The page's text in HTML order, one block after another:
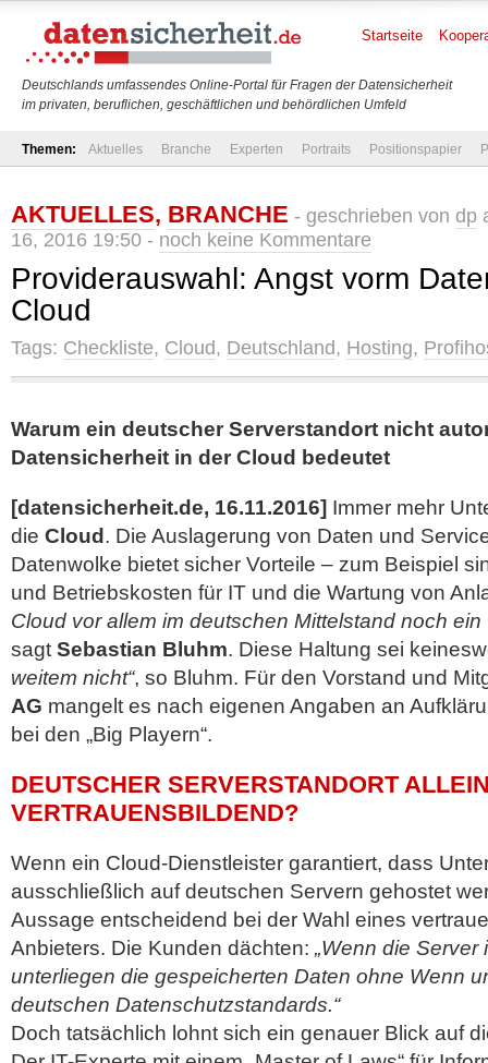
Deutschlands umfassendes Online-Portal für Fragen der Datensicherheit
im privaten, beruflichen, geschäftlichen und behördlichen Umfeld
Startseite
Themen: Aktuelles Branche Experten Portraits Positionspapier
AKTUELLES, BRANCHE - geschrieben von dp
16, 2016 19:50 - noch keine Kommentare
Providerauswahl: Angst vorm
Cloud
Tags: Checkliste, Cloud, Deutschland, Hosting,
Warum ein deutscher Serverstandort nicht
Datensicherheit in der Cloud bedeutet
[datensicherheit.de, 16.11.2016] Immer mehr
die Cloud . Die Auslagerung von Daten und
Datenwolke bietet sicher Vorteile – zum Beispiel
und Betriebskosten für IT und die Wartung von
Cloud vor allem im deutschen Mittelstand noch ein
sagt Sebastian Bluhm. Diese Haltung sei
weitem nicht“, so Bluhm. Für den Vorstand und
AG mangelt es nach eigenen Angaben an
bei den „Big Playern“.
DEUTSCHER SERVERSTANDORT
VERTRAUENSBILDEND?
Wenn ein Cloud-Dienstleister garantiert, dass
ausschließlich auf deutschen Servern gehostet
Aussage entscheidend bei der Wahl eines
Anbieters. Die Kunden dächten: „Wenn die
unterliegen die gespeicherten Daten ohne Wenn
deutschen Datenschutzstandards.“
Doch tatsächlich lohnt sich ein genauer Blick auf